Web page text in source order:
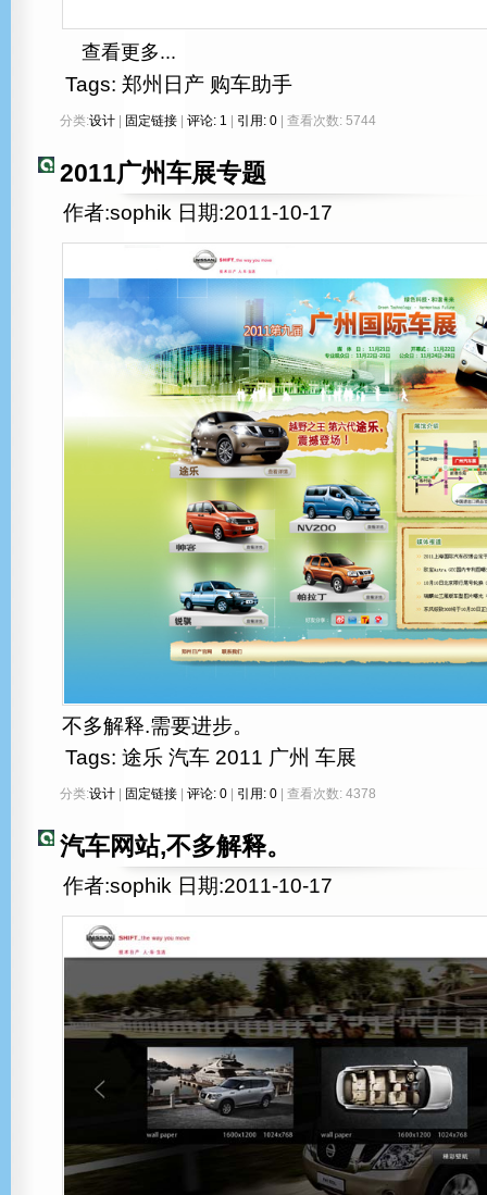
查看更多...
Tags: 郑州日产 购车助手
分类:设计 | 固定链接 | 评论: 1 | 引用: 0 | 查看次数: 5744
2011广州车展专题
作者:sophik 日期:2011-10-17
不多解释.需要进步。
Tags: 途乐 汽车 2011 广州 车展
分类:设计 固定链接 评论: 0 引用: 0 | 查看次数: 4378
汽车网站,不多解释。
作者:sophik 日期:2011-10-17